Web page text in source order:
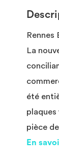
Rennes
La
été
pièce
En